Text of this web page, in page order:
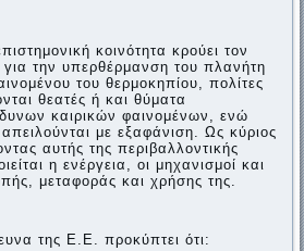
κοινότητα κρούει τον
την υπερθέρμανση του πλανήτη
του θερμοκηπίου, πολίτες
θεατές ή και θύματα
καιρικών φαινομένων, ενώ
με εξαφάνιση. Ως κύριος
αυτής της περιβαλλοντικής
η ενέργεια, οι μηχανισμοί και
μεταφοράς και χρήσης της.
της Ε.Ε. προκύπτει ότι: